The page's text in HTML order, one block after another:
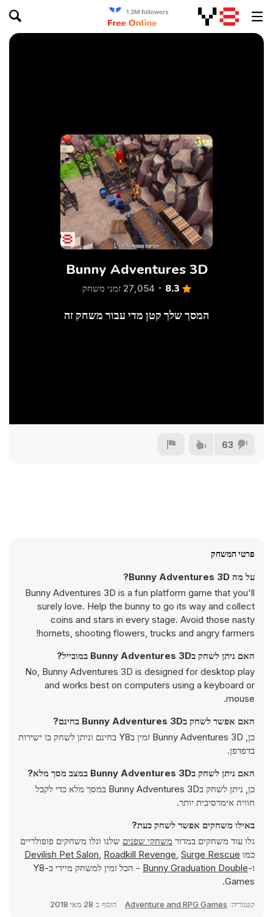
Bunny Adventures 3D
8.3 27,054 זמני משחק
המסך שלך קטן מדי עבור משחק זה
63
פרטי המשחק
על מה Bunny Adventures 3D?
Bunny Adventures 3D is a fun platform game that you'll
surely love. Help the bunny to go its way and collect
coins and stars in every stage. Avoid those nasty
hornets, shooting flowers, trucks and angry farmers!
האם ניתן לשחק בBunny Adventures 3D במובייל?
No, Bunny Adventures 3D is designed for desktop play
and works best on computers using a keyboard or
mouse.
האם אפשר לשחק בBunny Adventures 3D בחינם?
כן, Bunny Adventures 3D זמין בY8 בחינם וניתן לשחק בו ישירות
בדפדפן.
האם ניתן לשחק בBunny Adventures 3D במצב מסך מלא?
כן, ניתן לשחק בBunny Adventures 3D במסך מלא כדי לקבל
חוויה אימרסיבית יותר.
באילו משחקים אפשר לשחק כעת?
גלו עוד משחקים במדור משחקי שפנים שלנו וגלו משחקים פופולריים
כמו
Devilish Pet Salon, Roadkill Revenge, Surge Rescue
ו-Bunny Graduation Double
- הכל זמין למשחק מיידי ב-Y8
Games.
קטגוריה: Adventure and RPG Games הוסף ב 28 מאי 2018